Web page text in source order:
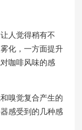
人觉得稍有不
化，一方面提升
咖啡风味的感
嗅觉复合产生的
感受到的几种感